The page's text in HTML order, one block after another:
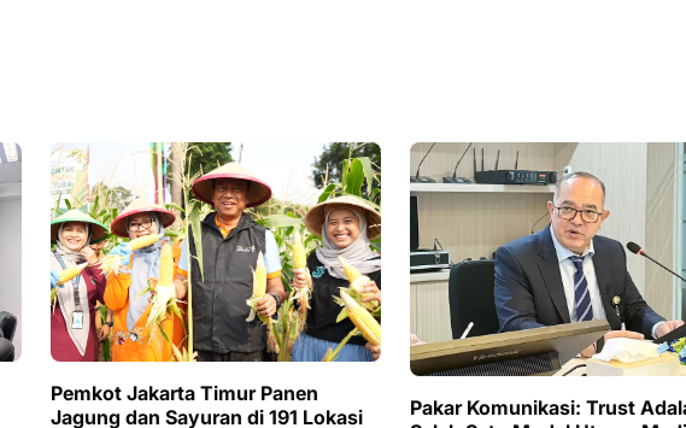
Pemkot Jakarta Timur Panen
Jagung dan Sayuran di 191 Lokasi
Pakar Komunikasi: Trust